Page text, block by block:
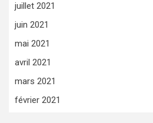
juillet 2021
juin 2021
mai 2021
avril 2021
mars 2021
février 2021